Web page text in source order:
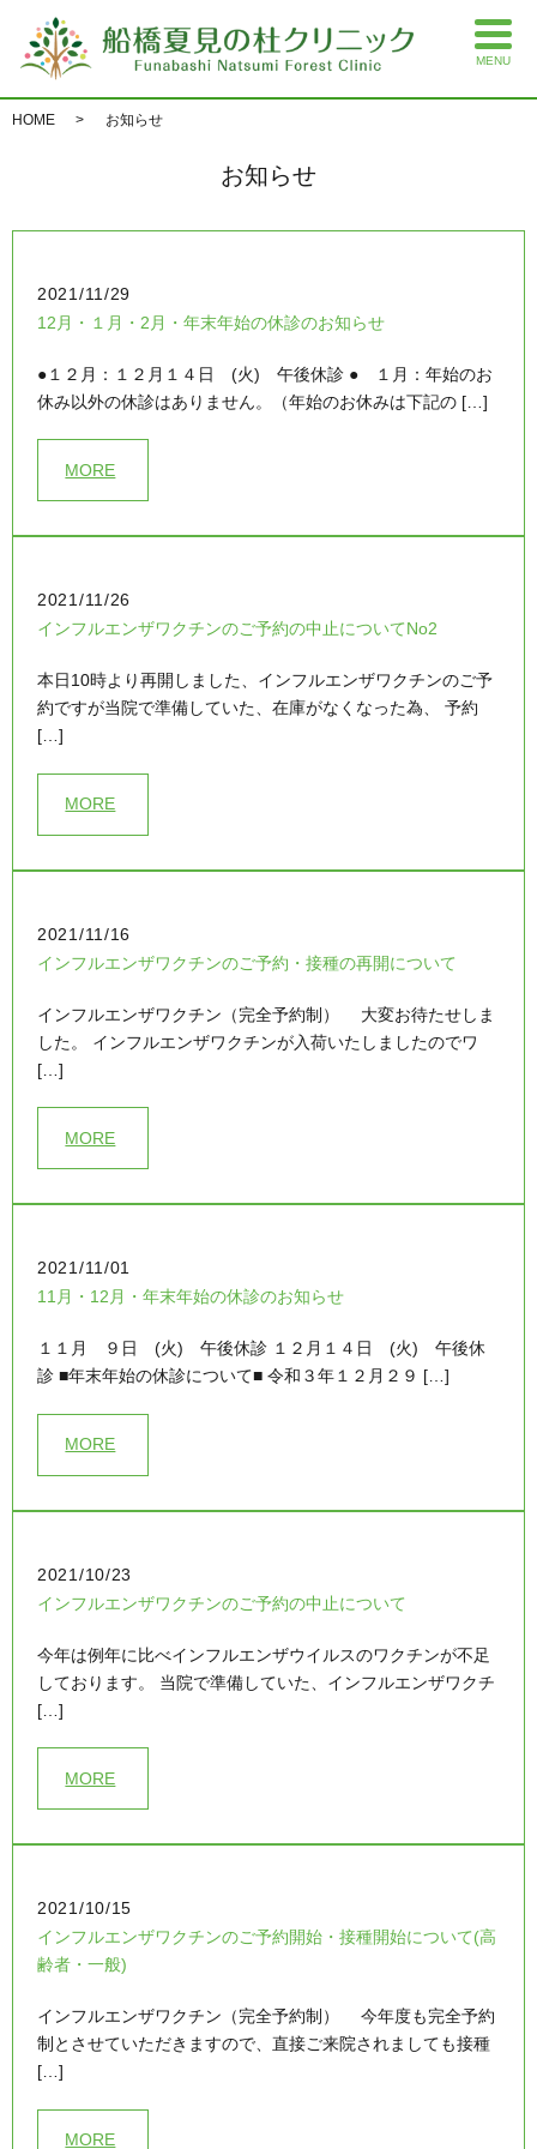
MENU
HOME お知らせ
お知らせ
2021/11/29
12月・１月・2月・年末年始の休診のお知らせ
●１２月：１２月１４日 (火) 午後休診 ● １月：年始のお
休み以外の休診はありません。（年始のお休みは下記の […]
MORE
2021/11/26
インフルエンザワクチンのご予約の中止についてNo2
本日10時より再開しました、インフルエンザワクチンのご予
約ですが当院で準備していた、在庫がなくなった為、 予約
[…]
MORE
2021/11/16
インフルエンザワクチンのご予約・接種の再開について
インフルエンザワクチン（完全予約制） 大変お待たせしま
した。 インフルエンザワクチンが入荷いたしましたのでワ
[…]
MORE
2021/11/01
11月・12月・年末年始の休診のお知らせ
１１月 ９日 (火) 午後休診 １２月１４日 (火) 午後休
診 ■年末年始の休診について■ 令和３年１２月２９ […]
MORE
2021/10/23
インフルエンザワクチンのご予約の中止について
今年は例年に比べインフルエンザウイルスのワクチンが不足
しております。 当院で準備していた、インフルエンザワクチ
[…]
MORE
2021/10/15
インフルエンザワクチンのご予約開始・接種開始について(高
齢者・一般)
インフルエンザワクチン（完全予約制） 今年度も完全予約
制とさせていただきますので、直接ご来院されましても接種
[…]
MORE